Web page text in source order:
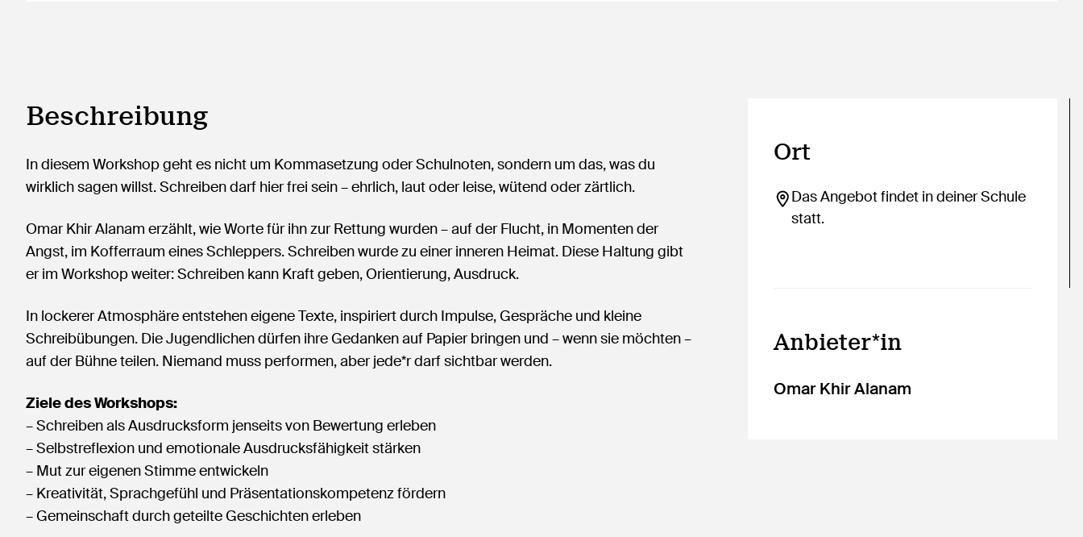
Beschreibung
In diesem Workshop geht es nicht um Kommasetzung oder Schulnoten, sondern um das, was du
wirklich sagen willst. Schreiben darf hier frei sein – ehrlich, laut oder leise, wütend oder zärtlich.
Omar Khir Alanam erzählt, wie Worte für ihn zur Rettung wurden – auf der Flucht, in Momenten der
Angst, im Kofferraum eines Schleppers. Schreiben wurde zu einer inneren Heimat. Diese Haltung gibt
er im Workshop weiter: Schreiben kann Kraft geben, Orientierung, Ausdruck.
In lockerer Atmosphäre entstehen eigene Texte, inspiriert durch Impulse, Gespräche und kleine
Schreibübungen. Die Jugendlichen dürfen ihre Gedanken auf Papier bringen und – wenn sie möchten –
auf der Bühne teilen. Niemand muss performen, aber jede*r darf sichtbar werden.
Ziele des Workshops:
– Schreiben als Ausdrucksform jenseits von Bewertung erleben
– Selbstreflexion und emotionale Ausdrucksfähigkeit stärken
– Mut zur eigenen Stimme entwickeln
– Kreativität, Sprachgefühl und Präsentationskompetenz fördern
– Gemeinschaft durch geteilte Geschichten erleben
Ort
Das Angebot findet in deiner Schule
statt.
Anbieter*in
Omar Khir Alanam